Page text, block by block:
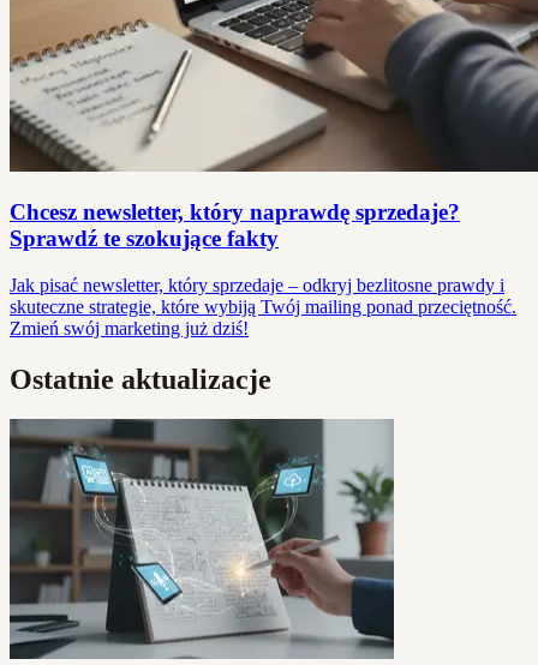
Chcesz newsletter, który naprawdę sprzedaje?
Sprawdź te szokujące fakty
Jak pisać newsletter, który sprzedaje – odkryj bezlitosne prawdy i
skuteczne strategie, które wybiją Twój mailing ponad przeciętność.
Zmień swój marketing już dziś!
Ostatnie aktualizacje